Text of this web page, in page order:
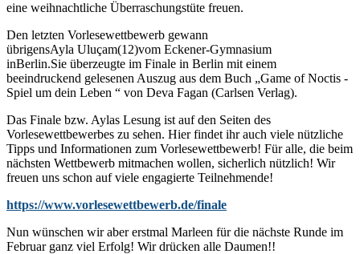
eine weihnachtliche Überraschungstüte freuen.
Den letzten Vorlesewettbewerb gewann
übrigensAyla Uluçam(12)vom Eckener-Gymnasium
inBerlin.Sie überzeugte im Finale in Berlin mit einem
beeindruckend gelesenen Auszug aus dem Buch „Game ofNoctis -
Spiel um dein Leben “ von Deva Fagan (Carlsen Verlag).
Das Finale bzw. Aylas Lesung ist auf den Seiten des
Vorlesewettbewerbes zu sehen. Hier findet ihr auch viele nützliche
Tipps und Informationen zum Vorlesewettbewerb! Für alle, die beim
nächsten Wettbewerb mitmachen wollen, sicherlich nützlich! Wir
freuen uns schon auf viele engagierte Teilnehmende!
https://www.vorlesewettbewerb.de/finale
Nun wünschen wir aber erstmal Marleen für die nächste Runde im
Februar ganz viel Erfolg! Wir drücken alle Daumen!!